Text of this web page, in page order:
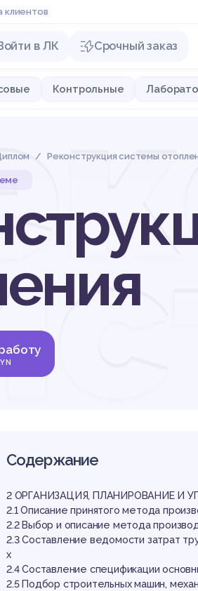
в ЛК Срочный заказ
Контрольные
Реконструкция системы
Содержание
2 ОРГАНИЗАЦИЯ, ПЛАНИРОВАНИЕ И
2.1 Описание принятого метода
2.2 Выбор и описание метода
2.3 Составление ведомости затрат
х
2.4 Составление спецификации
2.5 Подбор строительных машин,